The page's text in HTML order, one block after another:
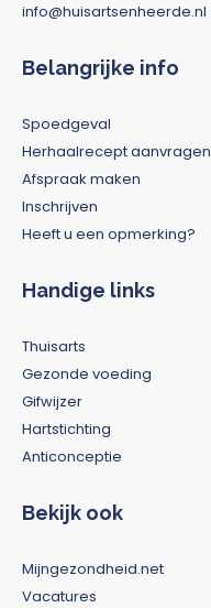
info@huisartsenheerde.nl
Belangrijke info
Spoedgeval
Herhaalrecept aanvragen
Afspraak maken
Inschrijven
Heeft u een opmerking?
Handige links
Thuisarts
Gezonde voeding
Gifwijzer
Hartstichting
Anticonceptie
Bekijk ook
Mijngezondheid.net
Vacatures